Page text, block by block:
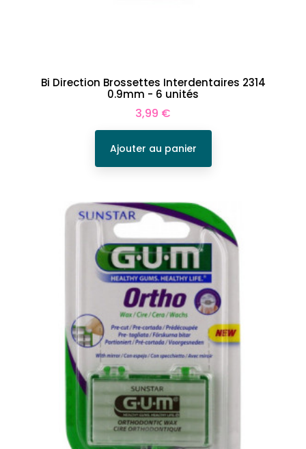
Bi Direction Brossettes Interdentaires 2314
0.9mm - 6 unités
Prix
3,99 €
Ajouter au panier